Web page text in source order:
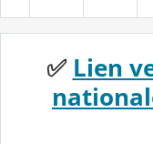
✅ Lien